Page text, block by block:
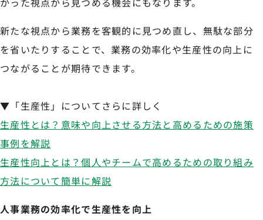
新たな視点から業務を客観的に見つめ直し、無駄な部分
を省いたりすることで、業務の効率化や生産性の向上に
つながることが期待できます。
▼「生産性」についてさらに詳しく
生産性とは？意味や向上させる方法と高めるための施策
事例を解説
生産性向上とは？個人やチームで高めるための取り組み
方法について簡単に解説
人事業務の効率化で生産性を向上